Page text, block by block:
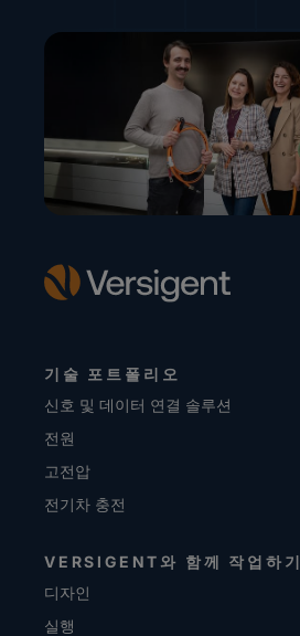
기술 포트폴리오
신호 및 데이터 연결 솔루션
전원
고전압
전기차 충전
VERSIGENT와 함께 작업하기
디자인
실행